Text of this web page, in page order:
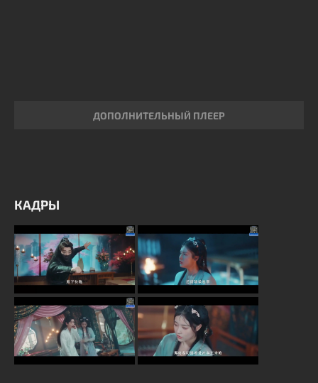
ДОПОЛНИТЕЛЬНЫЙ ПЛЕЕР
КАДРЫ